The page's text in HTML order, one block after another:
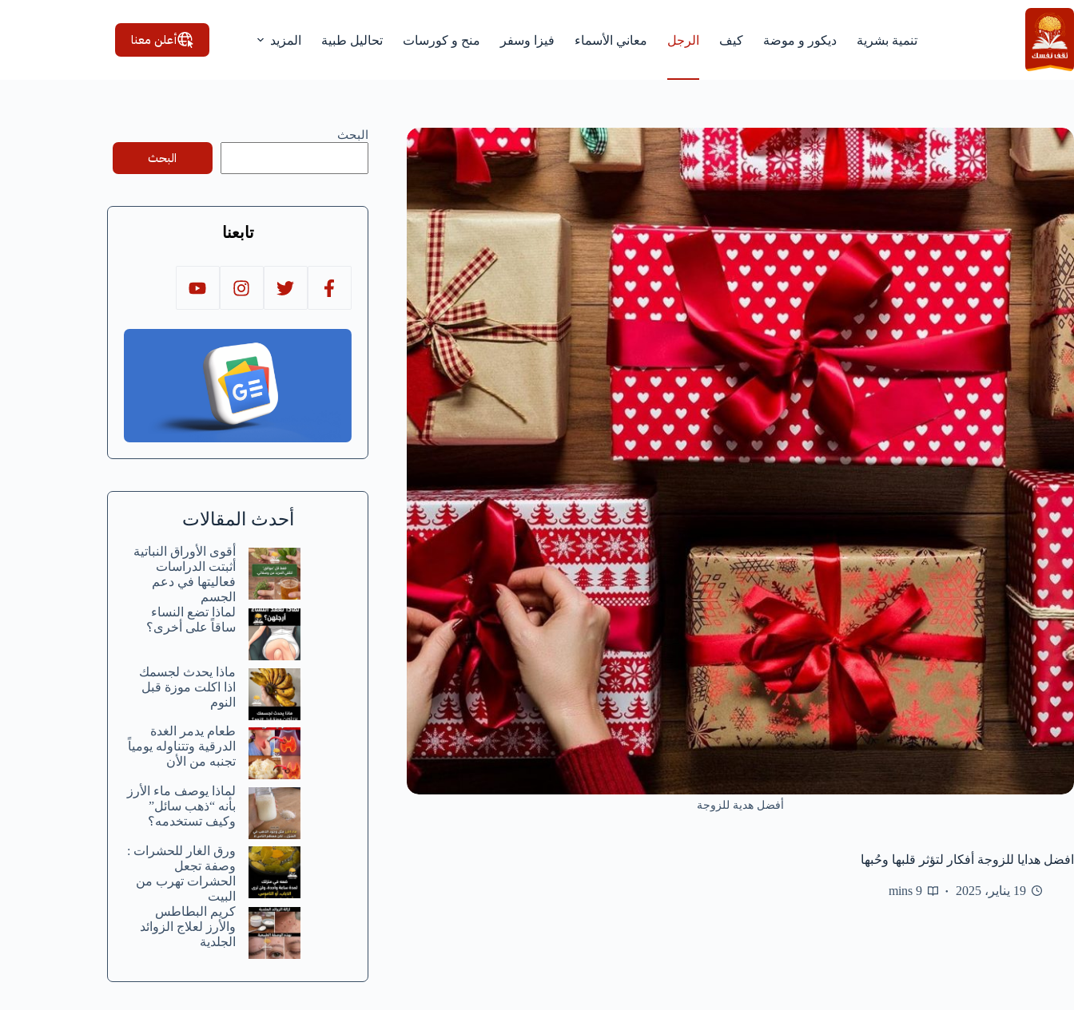
التجاوز
إلى
المحتوى
تنمية بشرية ديكور و موضة كيف الرجل معاني الأسماء فيزا وسفر منح و كورسات تحاليل طبية المزيد أعلن معنا
أفضل هدية للزوجة
افضل هدايا للزوجة أفكار لتؤثر قلبها وحُبها
19 يناير، 2025 9 mins
البحث
البحث
تابعنا
أحدث المقالات
أقوى الأوراق النباتية
أثبتت الدراسات
فعاليتها في دعم
الجسم
لماذا تضع النساء
ساقاً على أخرى؟
ماذا يحدث لجسمك
اذا اكلت موزة قبل
النوم
طعام يدمر الغدة
الدرقية وتتناوله يومياً
تجنبه من الأن
لماذا يوصف ماء الأرز
بأنه “ذهب سائل”
وكيف تستخدمه؟
ورق الغار للحشرات :
وصفة تجعل
الحشرات تهرب من
البيت
كريم البطاطس
والأرز لعلاج الزوائد
الجلدية